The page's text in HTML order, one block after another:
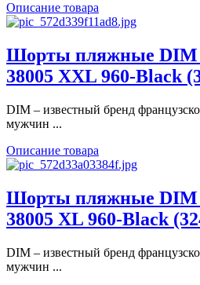
Описание товара
Шорты пляжные DIM
38005 XXL 960-Black
DIM – известный бренд
мужчин ...
Описание товара
Шорты пляжные DIM
38005 XL 960-Black
DIM – известный бренд
мужчин ...